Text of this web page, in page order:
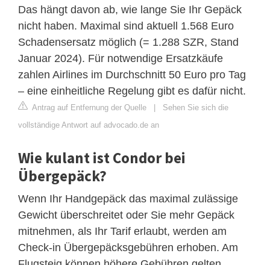
Das hängt davon ab, wie lange Sie Ihr Gepäck
nicht haben. Maximal sind aktuell 1.568 Euro
Schadensersatz möglich (= 1.288 SZR, Stand
Januar 2024). Für notwendige Ersatzkäufe
zahlen Airlines im Durchschnitt 50 Euro pro Tag
– eine einheitliche Regelung gibt es dafür nicht.
Antrag auf Entfernung der Quelle | Sehen Sie sich die
vollständige Antwort auf advocado.de an
Wie kulant ist Condor bei
Übergepäck?
Wenn Ihr Handgepäck das maximal zulässige
Gewicht überschreitet oder Sie mehr Gepäck
mitnehmen, als Ihr Tarif erlaubt, werden am
Check-in Übergepäcksgebühren erhoben. Am